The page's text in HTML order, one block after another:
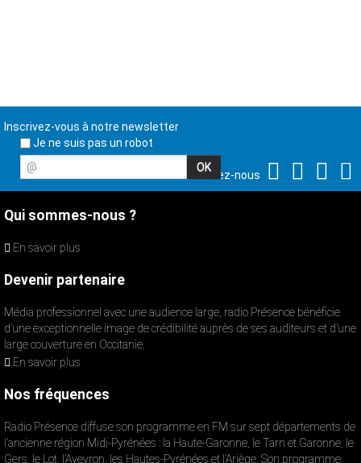
Inscrivez-vous à notre newsletter
Je ne suis pas un robot
@
Suivez-nous
Qui sommes-nous ?
En savoir plus
Devenir partenaire
Média professionnel avec une audience large, radio Présence bénéficie
d’une exceptionnelle image de crédibilité auprès de ses auditeurs et d’une
large couverture en Occitanie.
En savoir plus
Nos fréquences
Radio Présence diffuse son programme en FM sur sept départements de
l’ancienne région Midi-Pyrénées : la Haute-Garonne, le Tarn et Garonne, le
Gers, le Lot, l’Aveyron, les Hautes-Pyrénées et l’Ariège. Son programme